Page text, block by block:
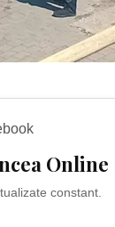
Online
constant.